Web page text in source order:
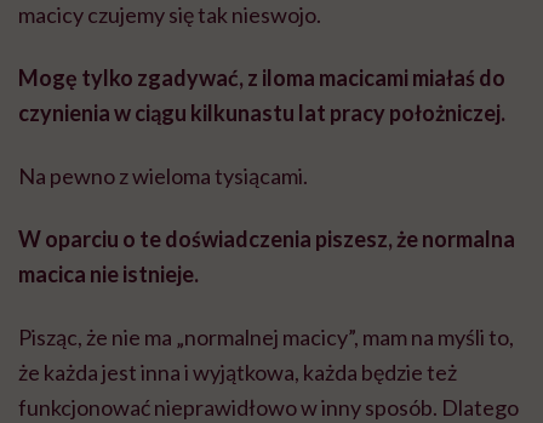
macicy czujemy się tak nieswojo.
Mogę tylko zgadywać, z iloma macicami miałaś do
czynienia w ciągu kilkunastu lat pracy położniczej.
Na pewno z wieloma tysiącami.
W oparciu o te doświadczenia piszesz, że normalna
macica nie istnieje.
Pisząc, że nie ma „normalnej macicy”, mam na myśli to,
że każda jest inna i wyjątkowa, każda będzie też
funkcjonować nieprawidłowo w inny sposób. Dlatego